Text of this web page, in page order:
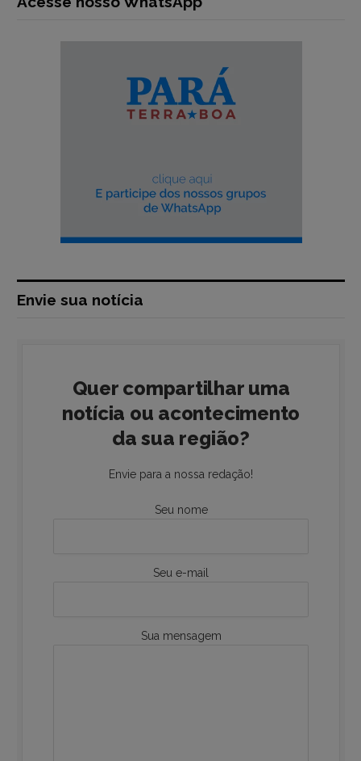
Envie sua notícia
Quer compartilhar uma
notícia ou acontecimento
da sua região?
Envie para a nossa redação!
Seu nome
Seu e-mail
Sua mensagem